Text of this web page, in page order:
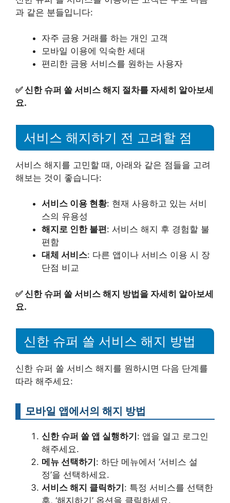
과 같은 분들입니다:
자주 금융 거래를 하는 개인 고객
모바일 이용에 익숙한 세대
편리한 금융 서비스를 원하는 사용자
✅신한 슈퍼 쏠 서비스 해지 절차를 자세히 알아보세
요.
서비스 해지하기 전 고려할 점
서비스 해지를 고민할 때, 아래와 같은 점들을 고려
해보는 것이 좋습니다:
서비스 이용 현황: 현재 사용하고 있는 서비
스의 유용성
해지로 인한 불편: 서비스 해지 후 경험할 불
편함
대체 서비스: 다른 앱이나 서비스 이용 시 장
단점 비교
✅신한 슈퍼 쏠 서비스 해지 방법을 자세히 알아보세
요.
신한 슈퍼 쏠 서비스 해지 방법
신한 슈퍼 쏠 서비스 해지를 원하시면 다음 단계를
따라 해주세요:
모바일 앱에서의 해지 방법
신한 슈퍼 쏠 앱 실행하기 : 앱을 열고 로그인
해주세요.
메뉴 선택하기 : 하단 메뉴에서 ‘서비스 설
정’을 선택하세요.
서비스 해지 클릭하기 : 특정 서비스를 선택한
후, ‘해지하기’ 옵션을 클릭하세요.